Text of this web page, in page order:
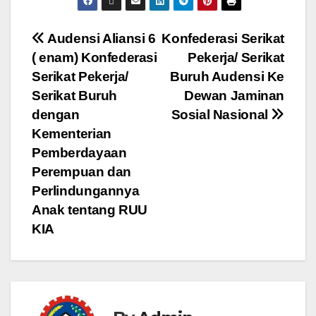
Konfederasi Serikat
Pekerja/ Serikat
Buruh Audensi Ke
Dewan Jaminan
Sosial Nasional
Audensi Aliansi 6
( enam) Konfederasi
Serikat Pekerja/
Serikat Buruh
dengan
Kementerian
Pemberdayaan
Perempuan dan
Perlindungannya
Anak tentang RUU
KIA